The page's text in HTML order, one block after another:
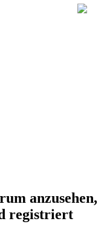
anzusehen,
registriert